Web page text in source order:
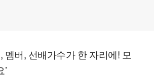
멤버, 선배가수가 한 자리에! 모